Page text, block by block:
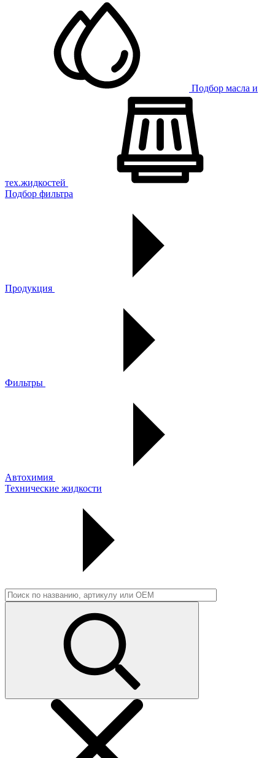
Подбор масла и
тех.жидкостей
Подбор фильтра
Продукция
Фильтры
Автохимия
Технические жидкости